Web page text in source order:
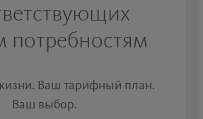
потребностям
Ваш тарифный план.
Ваш выбор.